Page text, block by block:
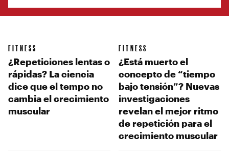
FITNESS
¿Repeticiones lentas o
rápidas? La ciencia
dice que el tempo no
cambia el crecimiento
muscular
FITNESS
¿Está muerto el
concepto de “tiempo
bajo tensión”? Nuevas
investigaciones
revelan el mejor ritmo
de repetición para el
crecimiento muscular